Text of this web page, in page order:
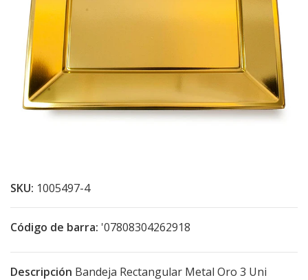
SKU: 1005497-4
Código de barra: '07808304262918
Descripción Bandeja Rectangular Metal Oro 3 Uni